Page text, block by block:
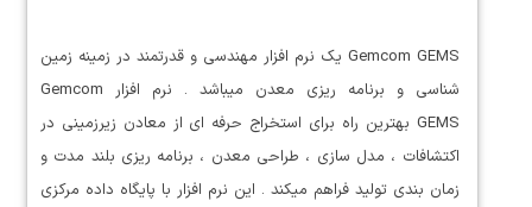
Gemcom GEMS یک نرم افزار مهندسی و قدرتمند در زمینه زمین
شناسی و برنامه ریزی معدن میباشد . نرم افزار Gemcom
GEMS بهترین راه برای استخراج حرفه ای از معادن زیرزمینی در
اکتشافات ، مدل سازی ، طراحی معدن ، برنامه ریزی بلند مدت و
زمان بندی تولید فراهم میکند . این نرم افزار با پایگاه داده مرکزی